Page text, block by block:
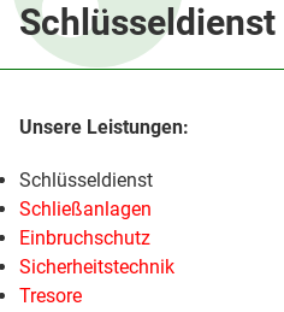
Schlüsseldienst
Schlüsseldienst
Schließanlagen
Einbruchschutz
Sicherheitstechnik
Tresore